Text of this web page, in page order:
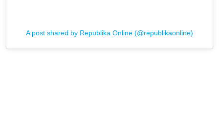
A post shared by Republika Online (@republikaonline)